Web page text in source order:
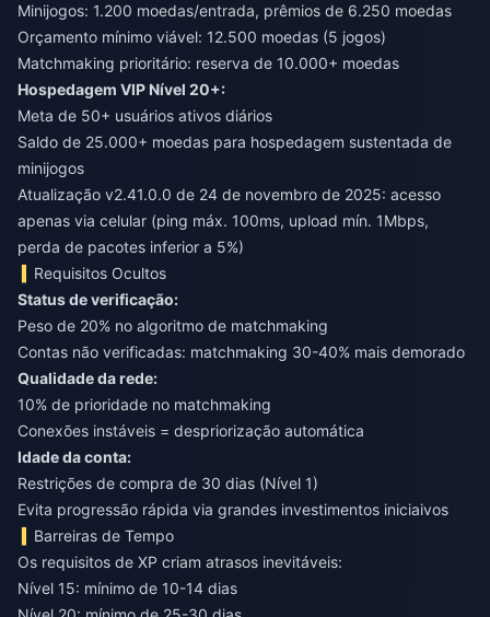
Minijogos: 1.200 moedas/entrada, prêmios de 6.250 moedas
Orçamento mínimo viável: 12.500 moedas (5 jogos)
Matchmaking prioritário: reserva de 10.000+ moedas
Hospedagem VIP Nível 20+:
Meta de 50+ usuários ativos diários
Saldo de 25.000+ moedas para hospedagem sustentada de
minijogos
Atualização v2.41.0.0 de 24 de novembro de 2025: acesso
apenas via celular (ping máx. 100ms, upload mín. 1Mbps,
perda de pacotes inferior a 5%)
Requisitos Ocultos
Status de verificação:
Peso de 20% no algoritmo de matchmaking
Contas não verificadas: matchmaking 30-40% mais demorado
Qualidade da rede:
10% de prioridade no matchmaking
Conexões instáveis = despriorização automática
Idade da conta:
Restrições de compra de 30 dias (Nível 1)
Evita progressão rápida via grandes investimentos iniciaivos
Barreiras de Tempo
Os requisitos de XP criam atrasos inevitáveis:
Nível 15: mínimo de 10-14 dias